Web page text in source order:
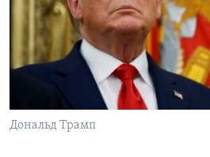
Learning English
СОЦИАЛЬНЫЕ СЕТИ
Дональд Трамп